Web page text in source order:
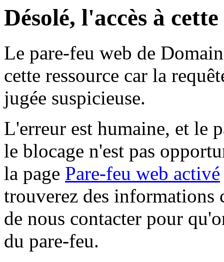
Désolé, l'accès à
Le pare-feu web de
cette ressource car la
jugée suspicieuse.
L'erreur est humaine, et le
le blocage n'est pas
la page Pare-feu web activé
trouverez des informations
de nous contacter pour
du pare-feu.